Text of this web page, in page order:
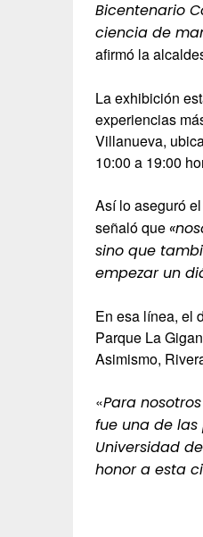
Bicentenario
ciencia de
afirmó la
La exhibición
experiencias
Villanueva,
10:00 a 19:00
Así lo aseguró
señaló que
sino que
empezar un
En esa línea, el
Parque La
Asimismo,
«Para
fue una de
Universidad
honor a esta